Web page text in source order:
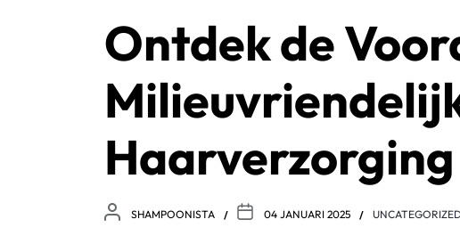
Ontdek de
Haarverzorging
SHAMPOONISTA 04 JANUARI 2025